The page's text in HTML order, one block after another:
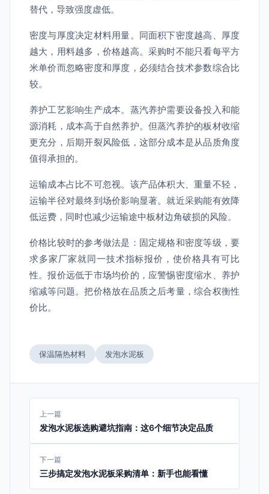
替代，导致强度虚低。
密度与厚度决定材料用量。同面积下密度越高、厚度
越大，用料越多，价格越高。采购时不能只看每平方
米单价而忽略密度和厚度，必须结合技术参数综合比
较。
养护工艺影响生产成本。蒸汽养护需要设备投入和能
源消耗，成本高于自然养护。但蒸汽养护的板材收缩
更充分，后期开裂风险低，这部分成本是从品质角度
值得承担的。
运输成本占比不可忽视。该产品体积大、重量不轻，
运输半径对最终到场价影响显著。就近采购能有效降
低运费，同时也减少运输途中板材边角破损的风险。
价格比较时的参考做法是：固定规格和密度等级，要
求多家厂家就同一技术指标报价，使价格具有可比
性。报价远低于市场均价的，应警惕密度缩水、养护
缩减等问题。把价格放在品质之后考量，综合权衡性
价比。
保温隔热材料 发泡水泥板
上一篇
发泡水泥板选购避坑指南：这6个细节决定品质
下一篇
三步搞定发泡水泥板采购清单：新手也能看懂